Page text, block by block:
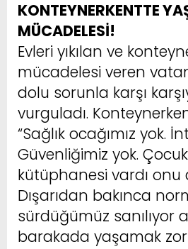
KONTEYNERKENTTE
MÜCADELESİ!
Evleri yıkılan ve
mücadelesi veren
dolu sorunla karşı
vurguladı.
“Sağlık ocağımız yok.
Güvenliğimiz yok.
kütüphanesi vardı onu
Dışarıdan bakınca
sürdüğümüz sanılıyor
barakada yaşamak